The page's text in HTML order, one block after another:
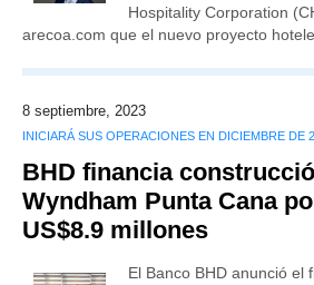
Hospitality Corporation
arecoa.com que el nuevo proyecto
8 septiembre, 2023
INICIARÁ SUS OPERACIONES EN DICIEMBRE DE
BHD financia
Wyndham Punta Cana
US$8.9 millones
El Banco BHD anunció el